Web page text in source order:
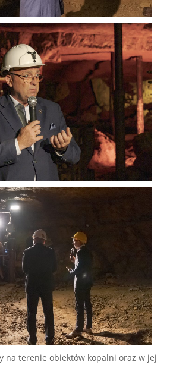
na terenie obiektów kopalni oraz w jej